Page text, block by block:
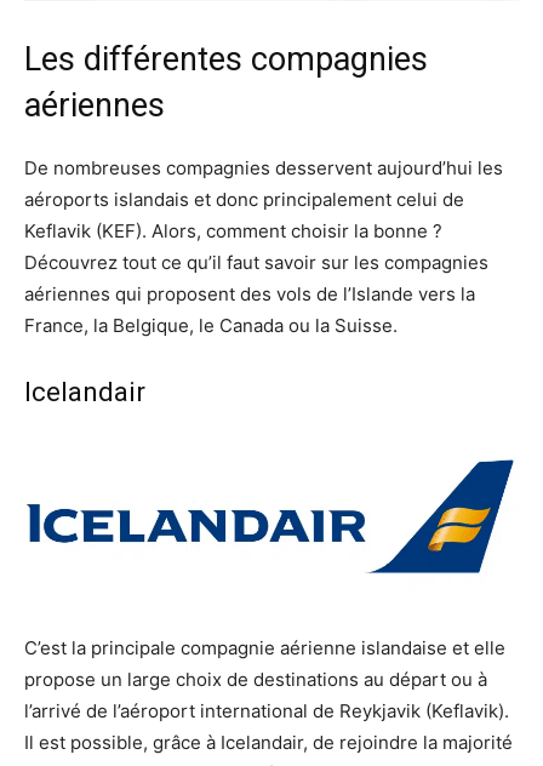
Les différentes compagnies
aériennes
De nombreuses compagnies desservent aujourd’hui les
aéroports islandais et donc principalement celui de
Keflavik (KEF). Alors, comment choisir la bonne ?
Découvrez tout ce qu’il faut savoir sur les compagnies
aériennes qui proposent des vols de l’Islande vers la
France, la Belgique, le Canada ou la Suisse.
Icelandair
C’est la principale compagnie aérienne islandaise et elle
propose un large choix de destinations au départ ou à
l’arrivé de l’aéroport international de Reykjavik (Keflavik).
Il est possible, grâce à Icelandair, de rejoindre la majorité